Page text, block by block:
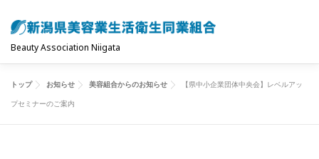
ン
Beauty Association Niigata
トップ 組合について 組合の主な事業
トップ お知らせ 美容組合からのお知らせ
【県中小企業団体中央会】レベルアッ
プセミナーのご案内